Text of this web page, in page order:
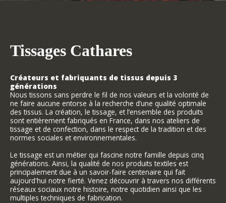
Tissages Cathares
Créateurs et fabriquants de tissus depuis 3
générations
Nous tissons sans perdre le fil de nos valeurs et la volonté de
ne faire aucune entorse à la recherche d’une qualité optimale
des tissus. La création, le tissage, et l’ensemble des produits
sont entièrement fabriqués en France, dans nos ateliers de
tissage et de confection, dans le respect de la tradition et des
normes sociales et environnementales.
Le tissage est un métier qui fascine notre famille depuis cinq
générations. Ainsi, la qualité de nos produits textiles est
principalement due à un savoir-faire centenaire qui fait
aujourd'hui notre fierté. Venez découvrir à travers nos différents
réseaux sociaux notre histoire, notre quotidien ainsi que les
multiples techniques de fabrication.